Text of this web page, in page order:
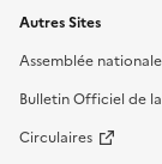
Autres Sites
Assemblée nationale
Bulletin Officiel de
Circulaires